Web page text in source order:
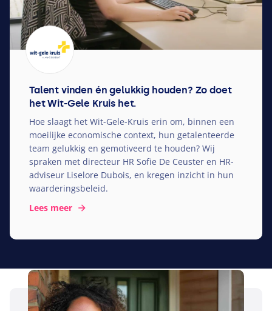
Talent vinden én gelukkig houden? Zo doet
het Wit-Gele Kruis het.
Hoe slaagt het Wit-Gele-Kruis erin om, binnen een
moeilijke economische context, hun getalenteerde
team gelukkig en gemotiveerd te houden? Wij
spraken met directeur HR Sofie De Ceuster en HR-
adviseur Liselore Dubois, en kregen inzicht in hun
waarderingsbeleid.
Lees meer